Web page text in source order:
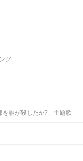
グ
を誰が殺したか?」主題歌